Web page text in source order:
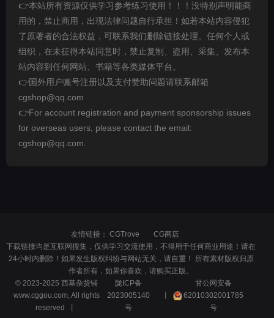
👉本站所有资源仅供学习参考练习使用！！！没特别声明能商
用的，禁止商用，出现法律问题自行承担！如若本站内容侵犯
了原著者的合法权益，可联系我们删除链接处理。任何个人或
组织，在未征得本站同意时，禁止复制、盗用、采集、发布本
站内容到任何网站、书籍等各类媒体平台。
👉国外用户账号注册以及支付赞助问题请联系邮箱
cgshop@qq.com
👉For account registration and payment sponsorship issues
for overseas users, please contact the email:
cgshop@qq.com.
友情链接： CGTrove
CG商店
下载链接均是互联网搜集，仅供学习交流使用，不得用于任何商业用途！请在
24小时内删除！如果发生版权纠纷与网站无关，请自重！ 所有素材版权归原
作者所有，如果你喜欢，请购买正版。
© 2023-2025 西基杂货铺
www.cggou.com, All rights
reserved 丨
陇ICP备
2023005140
号
甘公网安备
62010302001785
号